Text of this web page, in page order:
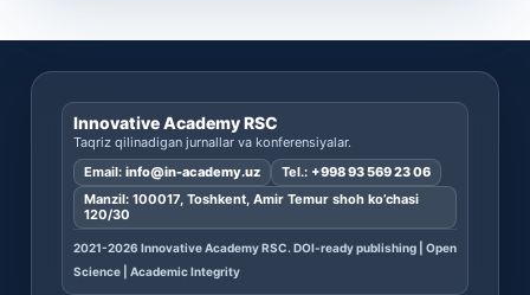
Innovative Academy RSC
Taqriz qilinadigan jurnallar va konferensiyalar.
Email: info@in-academy.uz Tel.: +998 93 569 23 06
Manzil: 100017, Toshkent, Amir Temur shoh ko’chasi
120/30
2021-2026 Innovative Academy RSC. DOI-ready publishing | Open
Science | Academic Integrity